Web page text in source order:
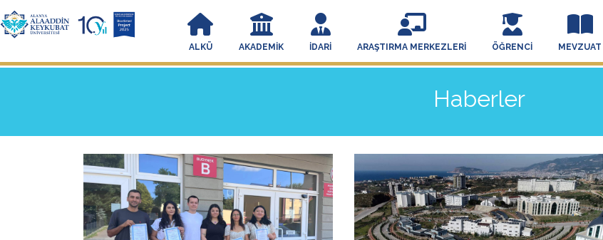
ALKÜ AKADEMIK İDARI ARAŞTIRMA MERKEZLERI ÖĞRENCI MEVZUAT
Haberler